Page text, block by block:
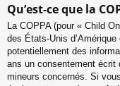
Qu’est-ce que la
La COPPA (pour « Child
des États-Unis
potentiellement des
ans un consentement écrit
mineurs concernés. Si